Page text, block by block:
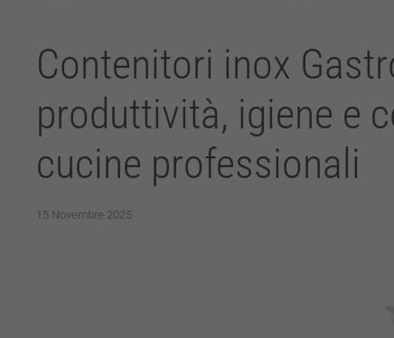
Contenitori inox
produttività, igiene e
cucine professionali
15 Novembre 2025